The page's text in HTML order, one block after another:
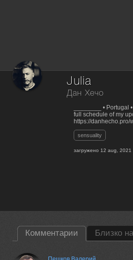
Julia
Дан Хечо
________ • Portugal
full schedule of my
https://danhecho.pro/
sensuality
загружено12 aug, 2021
Комментарии Близко